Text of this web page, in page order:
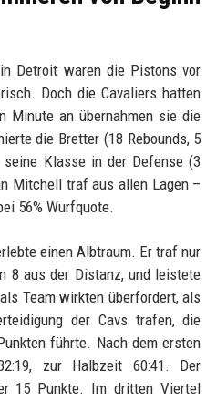
Detroit waren die Pistons vor
Doch die Cavaliers hatten
Minute an übernahmen sie die
die Bretter (18 Rebounds, 5
Klasse in der Defense (3
Mitchell traf aus allen Lagen –
56% Wurfquote.
einen Albtraum. Er traf nur
8 aus der Distanz, und leistete
Team wirkten überfordert, als
der Cavs trafen, die
führte. Nach dem ersten
zur Halbzeit 60:41. Der
15 Punkte. Im dritten Viertel